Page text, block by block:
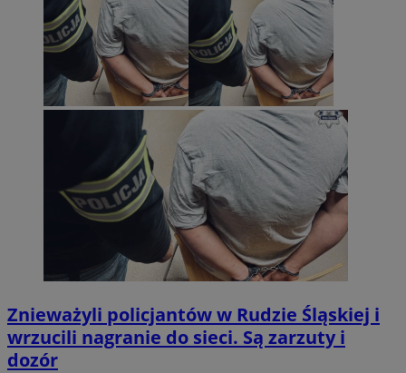
Znieważyli policjantów w Rudzie Śląskiej i
wrzucili nagranie do sieci. Są zarzuty i
dozór